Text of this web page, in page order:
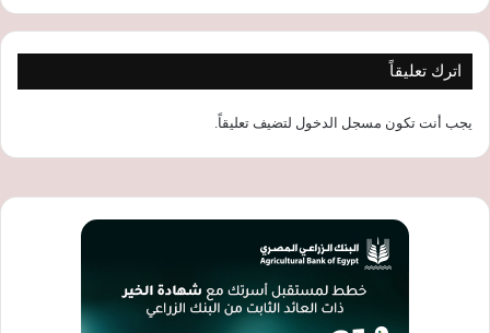
اترك تعليقاً
يجب أنت تكون مسجل الدخول لتضيف تعليقاً.